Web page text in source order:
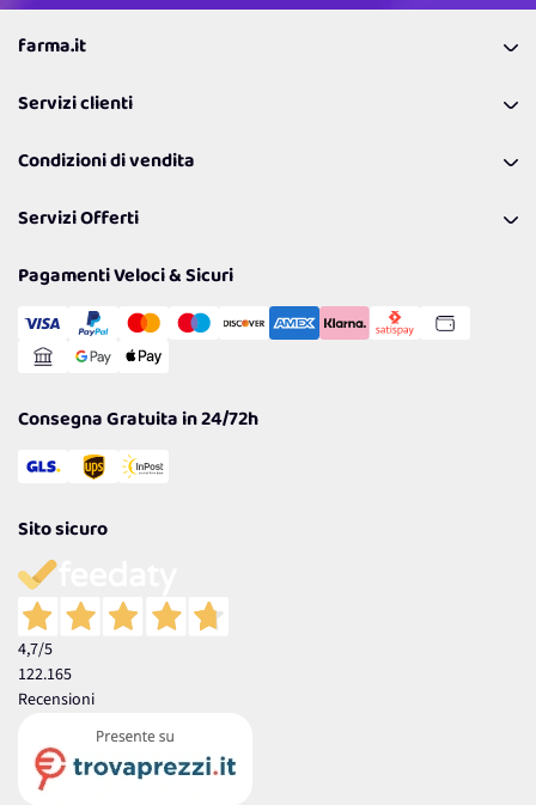
farma.it
Coupon
Lavora con noi
Politiche per la parità di genere
Servizi clienti
Richiamami
Resi
Condizioni di vendita
Spedizioni
Cookie Policy
Gestisci Cookie
Servizi Offerti
Reso Facile e Veloce
Pagamenti Veloci & Sicuri
Consegna Gratuita in 24/72h
Sito sicuro
4,7/5
122.165
Recensioni